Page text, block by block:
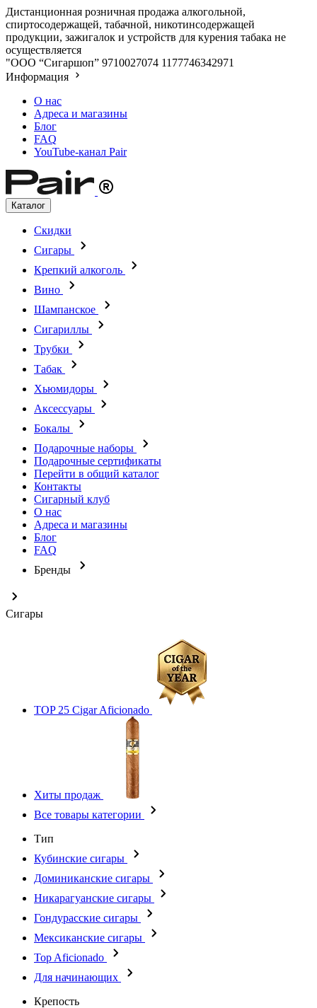
Дистанционная розничная продажа алкогольной,
спиртосодержащей, табачной, никотинсодержащей
продукции, зажигалок и устройств для курения табака не
осуществляется
"ООО “Сигаршоп” 9710027074 1177746342971
Информация
О нас
Адреса и магазины
Блог
FAQ
YouTube-канал Pair
Каталог
Скидки
Сигары
Крепкий алкоголь
Вино
Шампанское
Сигариллы
Трубки
Табак
Хьюмидоры
Аксессуары
Бокалы
Подарочные наборы
Подарочные сертификаты
Перейти в общий каталог
Контакты
Сигарный клуб
О нас
Адреса и магазины
Блог
FAQ
Бренды
Сигары
TOP 25 Cigar Aficionado
Хиты продаж
Все товары категории
Тип
Кубинские сигары
Доминиканские сигары
Никарагуанские сигары
Гондурасские сигары
Мексиканские сигары
Top Aficionado
Для начинающих
Крепость